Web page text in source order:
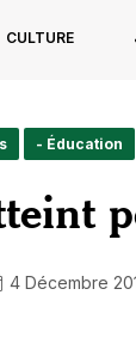
CULTURE
- Éducation
4 Décembre